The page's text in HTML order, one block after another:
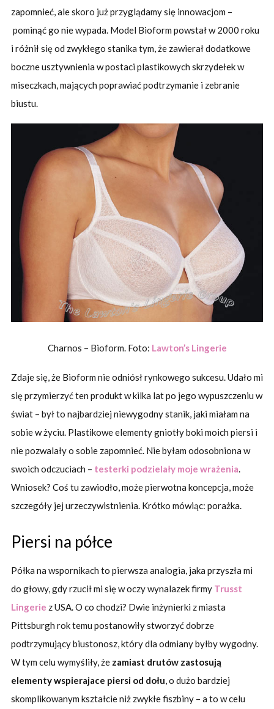
zapomnieć, ale skoro już przyglądamy się innowacjom –
pominąć go nie wypada. Model Bioform powstał w 2000 roku
i różnił się od zwykłego stanika tym, że zawierał dodatkowe
boczne usztywnienia w postaci plastikowych skrzydełek w
miseczkach, mających poprawiać podtrzymanie i zebranie
biustu.
Charnos – Bioform. Foto: Lawton’s Lingerie
Zdaje się, że Bioform nie odniósł rynkowego sukcesu. Udało mi
się przymierzyć ten produkt w kilka lat po jego wypuszczeniu w
świat – był to najbardziej niewygodny stanik, jaki miałam na
sobie w życiu. Plastikowe elementy gniotły boki moich piersi i
nie pozwalały o sobie zapomnieć. Nie byłam odosobniona w
swoich odczuciach – testerki podzielały moje wrażenia.
Wniosek? Coś tu zawiodło, może pierwotna koncepcja, może
szczegóły jej urzeczywistnienia. Krótko mówiąc: porażka.
Piersi na półce
Półka na wspornikach to pierwsza analogia, jaka przyszła mi
do głowy, gdy rzucił mi się w oczy wynalazek firmy Trusst
Lingerie z USA. O co chodzi? Dwie inżynierki z miasta
Pittsburgh rok temu postanowiły stworzyć dobrze
podtrzymujący biustonosz, który dla odmiany byłby wygodny.
W tym celu wymyśliły, że zamiast drutów zastosują
elementy wspierajace piersi od dołu, o dużo bardziej
skomplikowanym kształcie niż zwykłe fiszbiny – a to w celu